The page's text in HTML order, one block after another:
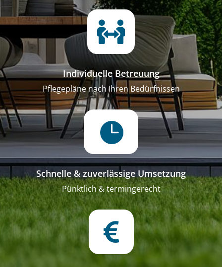

Individuelle Betreuung
Pflegepläne nach Ihren Bedürfnissen

Schnelle & zuverlässige Umsetzung
Pünktlich & termingerecht
